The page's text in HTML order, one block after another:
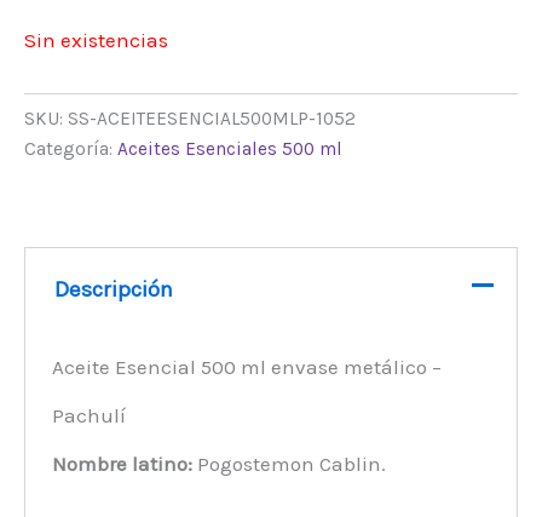
Sin existencias
SKU: SS-ACEITEESENCIAL500MLP-1052
Categoría: Aceites Esenciales 500 ml
Descripción
Aceite Esencial 500 ml envase metálico –
Pachulí
Nombre latino: Pogostemon Cablin.